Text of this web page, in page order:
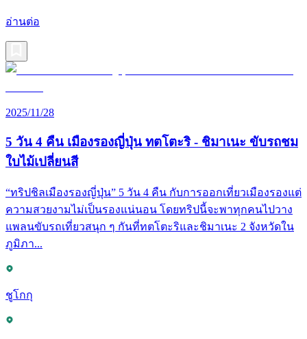
อ่านต่อ
2025/11/28
5 วัน 4 คืน เมืองรองญี่ปุ่น ทตโตะริ - ชิมาเนะ ขับรถชม
ใบไม้เปลี่ยนสี
“ทริปชิลเมืองรองญี่ปุ่น” 5 วัน 4 คืน กับการออกเที่ยวเมืองรองแต่
ความสวยงามไม่เป็นรองแน่นอน โดยทริปนี้จะพาทุกคนไปวาง
แพลนขับรถเที่ยวสนุก ๆ กันที่ทตโตะริและชิมาเนะ 2 จังหวัดใน
ภูมิภา...
ชูโกกุ